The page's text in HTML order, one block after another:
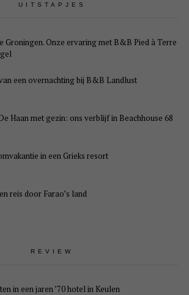
UITSTAPJES
Groningen. Onze ervaring met B&B Pied à Terre
een overnachting bij B&B Landlust
Haan met gezin: ons verblijf in Beachhouse 68
in een Grieks resort
reis door Farao’s land
REVIEW
in een jaren ’70 hotel in Keulen